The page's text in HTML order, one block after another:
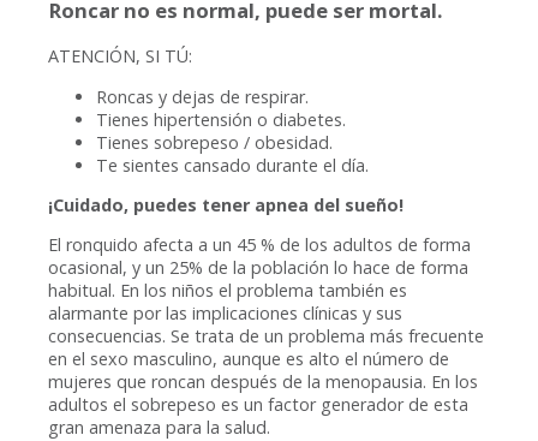
Roncar no es normal, puede ser mortal.
ATENCIÓN, SI TÚ:
Roncas y dejas de respirar.
Tienes hipertensión o diabetes.
Tienes sobrepeso / obesidad.
Te sientes cansado durante el día.
¡Cuidado, puedes tener apnea del sueño!
El ronquido afecta a un 45 % de los adultos de forma
ocasional, y un 25% de la población lo hace de forma
habitual. En los niños el problema también es
alarmante por las implicaciones clínicas y sus
consecuencias. Se trata de un problema más frecuente
en el sexo masculino, aunque es alto el número de
mujeres que roncan después de la menopausia. En los
adultos el sobrepeso es un factor generador de esta
gran amenaza para la salud.